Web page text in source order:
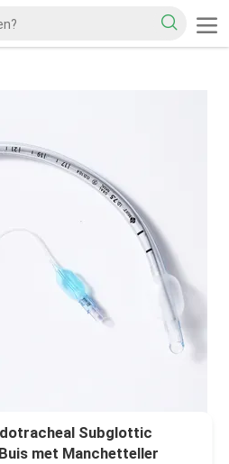
Subglottic
met Manchetteller